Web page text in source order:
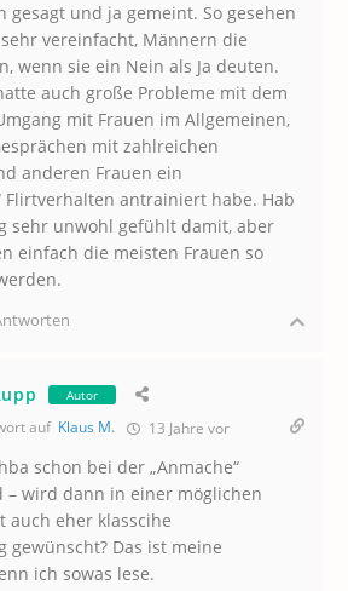
gesagt und ja gemeint. So gesehen
vereinfacht, Männern die
wenn sie ein Nein als Ja deuten.
auch große Probleme mit dem
mit Frauen im Allgemeinen,
mit zahlreichen
anderen Frauen ein
Flirtverhalten antrainiert habe. Hab
sehr unwohl gefühlt damit, aber
einfach die meisten Frauen so
Autor
auf Klaus M. 13 Jahre vor
schon bei der „Anmache“
– wird dann in einer möglichen
auch eher klasscihe
gewünscht? Das ist meine
ich sowas lese.